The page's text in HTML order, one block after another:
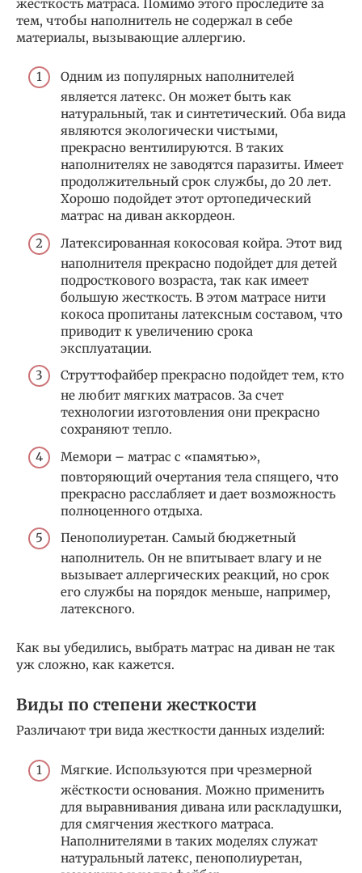
жесткость матраса. Помимо этого проследите за
тем, чтобы наполнитель не содержал в себе
материалы, вызывающие аллергию.
Одним из популярных наполнителей
является латекс. Он может быть как
натуральный, так и синтетический. Оба вида
являются экологически чистыми,
прекрасно вентилируются. В таких
наполнителях не заводятся паразиты. Имеет
продолжительный срок службы, до 20 лет.
Хорошо подойдет этот ортопедический
матрас на диван аккордеон.
Латексированная кокосовая койра. Этот вид
наполнителя прекрасно подойдет для детей
подросткового возраста, так как имеет
большую жесткость. В этом матрасе нити
кокоса пропитаны латексным составом, что
приводит к увеличению срока
эксплуатации.
Струттофайбер прекрасно подойдет тем, кто
не любит мягких матрасов. За счет
технологии изготовления они прекрасно
сохраняют тепло.
Мемори – матрас с «памятью»,
повторяющий очертания тела спящего, что
прекрасно расслабляет и дает возможность
полноценного отдыха.
Пенополиуретан. Самый бюджетный
наполнитель. Он не впитывает влагу и не
вызывает аллергических реакций, но срок
его службы на порядок меньше, например,
латексного.
Как вы убедились, выбрать матрас на диван не так
уж сложно, как кажется.
Виды по степени жесткости
Различают три вида жесткости данных изделий:
Мягкие. Используются при чрезмерной
жёсткости основания. Можно применить
для выравнивания дивана или раскладушки,
для смягчения жесткого матраса.
Наполнителями в таких моделях служат
натуральный латекс, пенополиуретан,